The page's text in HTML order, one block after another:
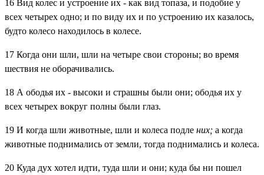
16 Вид колес и устроение их - как вид топаза, и подобие у
всех четырех одно; и по виду их и по устроению их казалось,
будто колесо находилось в колесе.
17 Когда они шли, шли на четыре свои стороны; во время
шествия не оборачивались.
18 А ободья их - высоки и страшны были они; ободья их у
всех четырех вокруг полны были глаз.
19 И когда шли животные, шли и колеса подле них; а когда
животные поднимались от земли, тогда поднимались и колеса.
20 Куда дух хотел идти, туда шли и они; куда бы ни пошел